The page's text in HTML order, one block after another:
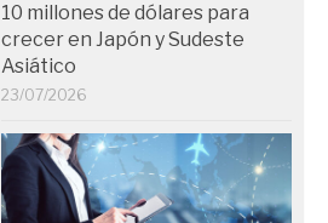
10 millones de dólares para
crecer en Japón y Sudeste
Asiático
23/07/2026